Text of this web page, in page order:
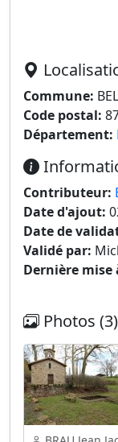
Commune:
Code postal:
Département:
Contributeur:
Date d'ajout:
Date de
Validé par:
Dernière mise
Photos (3)